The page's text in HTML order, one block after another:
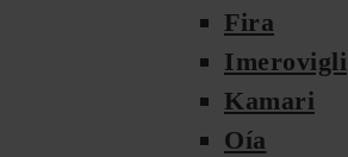
Fira
Imerovigli
Kamari
Oía